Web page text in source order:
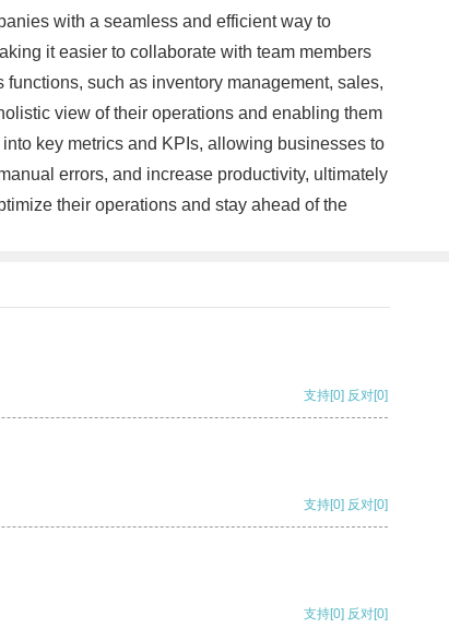
with a seamless and efficient way to
it easier to collaborate with team members
such as inventory management, sales,
view of their operations and enabling them
key metrics and KPIs, allowing businesses to
errors, and increase productivity, ultimately
their operations and stay ahead of the
支持[0] 反对[0]
支持[0] 反对[0]
支持[0] 反对[0]